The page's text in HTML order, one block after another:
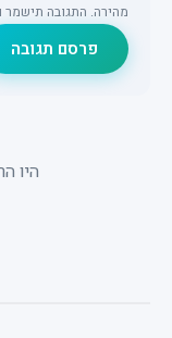
מהירה. התגובה תישמר
פרסם תגובה
היו